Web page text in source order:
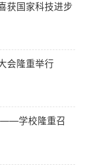
获国家科技进步
会隆重举行
——学校隆重召